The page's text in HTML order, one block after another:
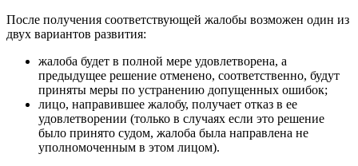
После получения соответствующей жалобы возможен один из
двух вариантов развития:
жалоба будет в полной мере удовлетворена, а
предыдущее решение отменено, соответственно, будут
приняты меры по устранению допущенных ошибок;
лицо, направившее жалобу, получает отказ в ее
удовлетворении (только в случаях если это решение
было принято судом, жалоба была направлена не
уполномоченным в этом лицом).